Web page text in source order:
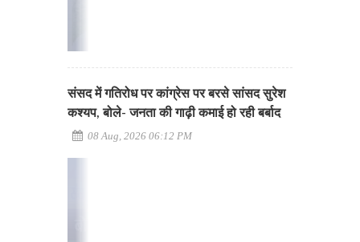
संसद में गतिरोध पर कांग्रेस पर बरसे सांसद सुरेश
कश्यप, बोले- जनता की गाढ़ी कमाई हो रही बर्बाद
08 Aug, 2026 06:12 PM